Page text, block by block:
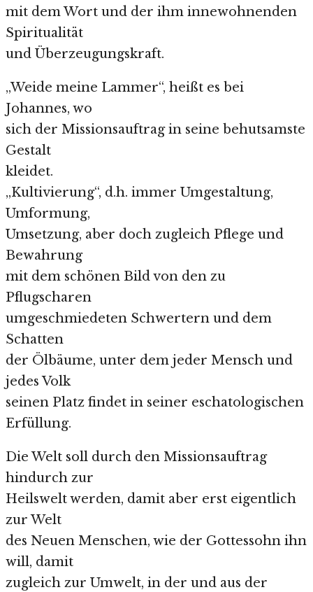
mit dem Wort und der ihm innewohnenden
Spiritualität
und Überzeugungskraft.
„Weide meine Lammer“, heißt es bei
Johannes, wo
sich der Missionsauftrag in seine behutsamste
Gestalt
kleidet.
„Kultivierung“, d.h. immer Umgestaltung,
Umformung,
Umsetzung, aber doch zugleich Pflege und
Bewahrung
mit dem schönen Bild von den zu
Pflugscharen
umgeschmiedeten Schwertern und dem
Schatten
der Ölbäume, unter dem jeder Mensch und
jedes Volk
seinen Platz findet in seiner eschatologischen
Erfüllung.
Die Welt soll durch den Missionsauftrag
hindurch zur
Heilswelt werden, damit aber erst eigentlich
zur Welt
des Neuen Menschen, wie der Gottessohn ihn
will, damit
zugleich zur Umwelt, in der und aus der